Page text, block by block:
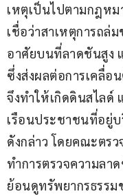
เหตุเป็นไปตามกฎห
เชื่อว่าสาเหตุการถล่
อาศัยบนที่ลาดชันสูง
ซึ่งส่งผลต่อการเคลื่
จึงทำให้เกิดดินสไล
เรือนประชาชนที่อยู่บ
ดังกล่าว โดยคณะตร
ทำการตรวจความลา
ย้อนดูทรัพยากรธรร